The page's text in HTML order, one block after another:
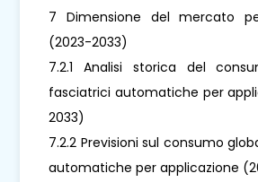
7 Dimensione del mercato
(2023-2033)
7.2.1 Analisi storica del
fasciatrici automatiche per
2033)
7.2.2 Previsioni sul consumo
automatiche per applicazione